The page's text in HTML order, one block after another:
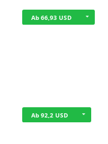
Ab 66,93 USD
Ab 92,2 USD